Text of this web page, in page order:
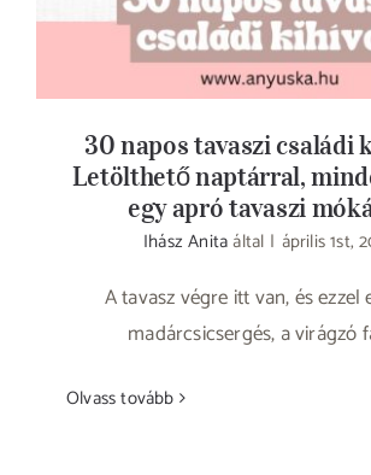
30 napos tavaszi családi
Letölthető naptárral,
egy apró tavaszi
Ihász Anitaáltal | április 1st,
A tavasz végre itt van, és ezzel
madárcsicsergés, a virágzó
Olvass tovább